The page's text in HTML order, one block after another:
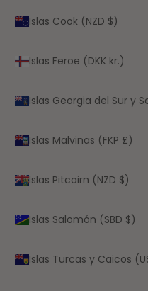
Islas Cook (NZD $)
Islas Feroe (DKK kr.)
Islas Georgia del Sur y
Islas Malvinas (FKP £)
Islas Pitcairn (NZD $)
Islas Salomón (SBD $)
Islas Turcas y Caicos